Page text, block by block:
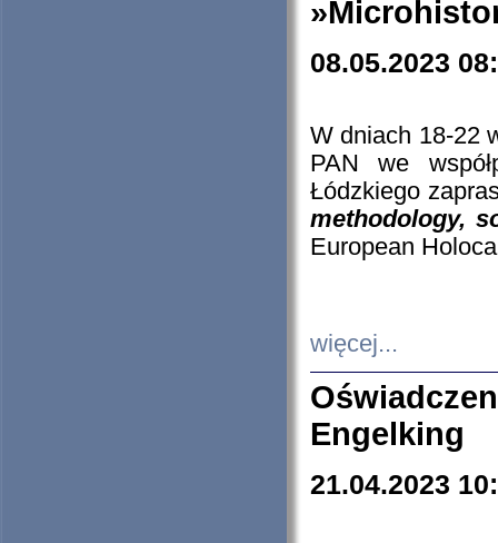
08.05.2023
W dniach 18-22
PAN we
Łódzkiego
methodology,
European
więcej...
Engelking
21.04.2023